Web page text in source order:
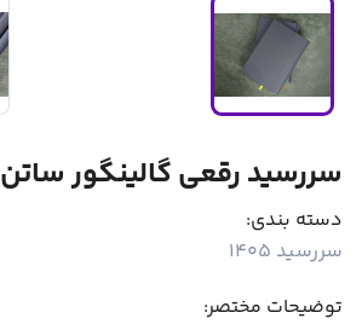
سررسید رقعی گالینگور ساتن
دسته بندی:
سررسید 1405
توضیحات مختصر: